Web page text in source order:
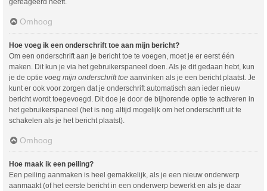
Omhoog
Hoe voeg ik een onderschrift toe aan mijn bericht?
Om een onderschrift aan je bericht toe te voegen, moet je er eerst één
maken. Dit kun je via het gebruikerspaneel doen. Als je dit gedaan hebt, kun
je de optie voeg mijn onderschrift toe aanvinken als je een bericht plaatst. Je
kunt er ook voor zorgen dat je onderschrift automatisch aan ieder nieuw
bericht wordt toegevoegd. Dit doe je door de bijhorende optie te activeren in
het gebruikerspaneel (het is nog altijd mogelijk om het onderschrift uit te
schakelen als je het bericht plaatst).
Omhoog
Hoe maak ik een peiling?
Een peiling aanmaken is heel gemakkelijk, als je een nieuw onderwerp
aanmaakt (of het eerste bericht in een onderwerp bewerkt en als je daar